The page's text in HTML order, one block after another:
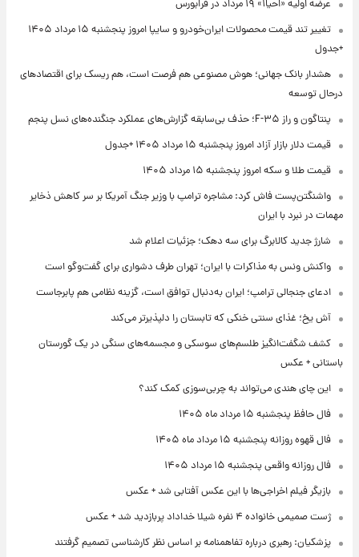
عرضه اولیه «احیا۱» ۱۹ مرداد در فرابورس
تغییر تند قیمت محصولات ایران‌خودرو و سایپا امروز پنجشنبه ۱۵ مرداد ۱۴۰۵
+جدول
هشدار بانک جهانی؛ هوش مصنوعی هم فرصت است، هم ریسک برای اقتصادهای
درحال توسعه
پنتاگون و راز F-۳۵؛ حذف بی‌سابقه گزارش‌های عملکرد جنگنده‌های نسل پنجم
قیمت دلار بازار آزاد امروز پنجشنبه ۱۵ مرداد ۱۴۰۵ +جدول
قیمت طلا و سکه امروز پنجشنبه ۱۵ مرداد ۱۴۰۵
واشنگتن‌پست فاش کرد: مشاجره ترامپ با وزیر جنگ آمریکا بر سر کاهش ذخایر
مهمات در نبرد با ایران
شارژ جدید کالابرگ برای سه دهک؛ جزئیات اعلام شد
واکنش ونس به مذاکرات با ایران؛ تهران طرف دشواری برای گفت‌وگو است
ادعای جنجالی ترامپ؛ ایران به‌دنبال توافق است، گزینه نظامی هم پابرجاست
آش یخ؛ غذای سنتی خنکی که تابستان را دلپذیرتر می‌کند
کشف شگفت‌انگیز طلسم‌های سوسکی و مجسمه‌های سنگی در یک گورستان
باستانی + عکس
این چای هندی می‌تواند به چربی‌سوزی کمک کند؟
فال حافظ پنجشنبه ۱۵ مرداد ماه ۱۴۰۵
فال قهوه روزانه پنجشنبه ۱۵ مرداد ماه ۱۴۰۵
فال روزانه واقعی پنجشنبه ۱۵ مرداد ۱۴۰۵
بازیگر فیلم اخراجی‌ها با این عکس آفتابی شد + عکس
ژست صمیمی خانواده ۴ نفره شیلا خداداد پربازدید شد + عکس
پزشکیان: رهبری درباره تفاهمنامه بر اساس نظر کارشناسی تصمیم گرفتند